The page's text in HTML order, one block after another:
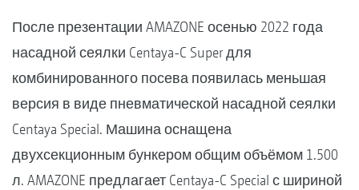
После презентации AMAZONE осенью 2022 года
насадной сеялки Centaya-C Super для
комбинированного посева появилась меньшая
версия в виде пневматической насадной сеялки
Centaya Special. Машина оснащена
двухсекционным бункером общим объёмом 1.500
л. AMAZONE предлагает Centaya-C Special с шириной